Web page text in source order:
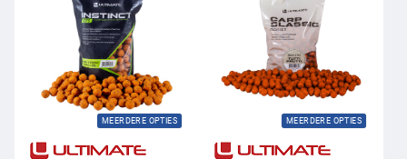
MEERDERE OPTIES MEERDERE OPTIES